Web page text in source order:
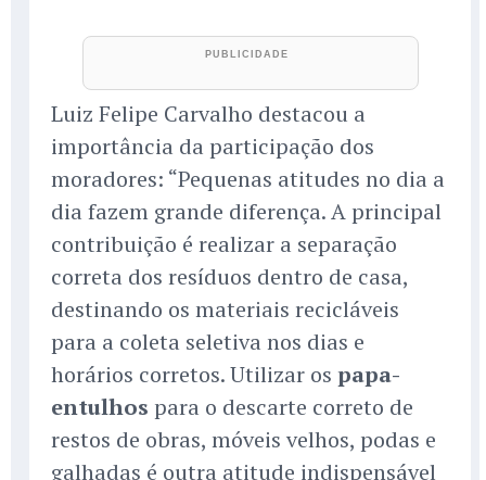
Luiz Felipe Carvalho destacou a
importância da participação dos
moradores: “Pequenas atitudes no dia a
dia fazem grande diferença. A principal
contribuição é realizar a separação
correta dos resíduos dentro de casa,
destinando os materiais recicláveis
para a coleta seletiva nos dias e
horários corretos. Utilizar os papa-
entulhos para o descarte correto de
restos de obras, móveis velhos, podas e
galhadas é outra atitude indispensável